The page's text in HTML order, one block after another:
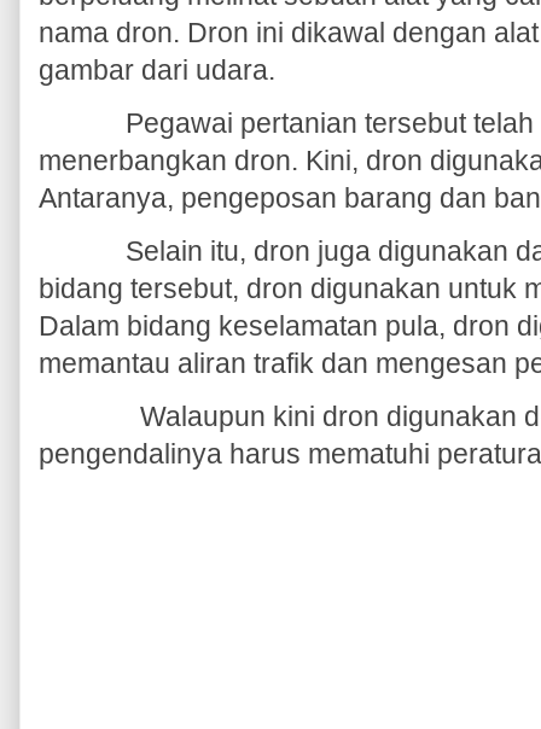
nama dron. Dron ini dikawal dengan
gambar dari udara.
Pegawai pertanian tersebut
menerbangkan dron. Kini, dron
Antaranya, pengeposan barang dan
Selain itu, dron juga digunakan
bidang tersebut, dron digunakan untuk
Dalam bidang keselamatan pula, dron
memantau aliran trafik dan mengesan
Walaupun kini dron digunakan
pengendalinya harus mematuhi